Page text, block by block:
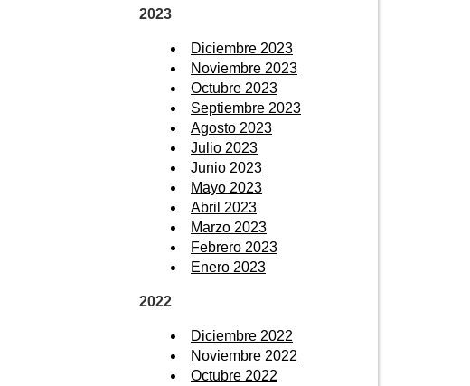
2023
Diciembre 2023
Noviembre 2023
Octubre 2023
Septiembre 2023
Agosto 2023
Julio 2023
Junio 2023
Mayo 2023
Abril 2023
Marzo 2023
Febrero 2023
Enero 2023
2022
Diciembre 2022
Noviembre 2022
Octubre 2022